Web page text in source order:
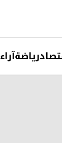
ریاضةآراء